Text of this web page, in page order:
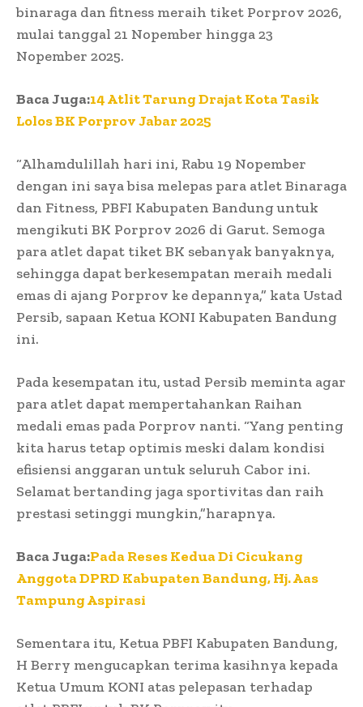
binaraga dan fitness meraih tiket Porprov 2026,
mulai tanggal 21 Nopember hingga 23
Nopember 2025.
Baca Juga:14 Atlit Tarung Drajat Kota Tasik
Lolos BK Porprov Jabar 2025
“Alhamdulillah hari ini, Rabu 19 Nopember
dengan ini saya bisa melepas para atlet Binaraga
dan Fitness, PBFI Kabupaten Bandung untuk
mengikuti BK Porprov 2026 di Garut. Semoga
para atlet dapat tiket BK sebanyak banyaknya,
sehingga dapat berkesempatan meraih medali
emas di ajang Porprov ke depannya,” kata Ustad
Persib, sapaan Ketua KONI Kabupaten Bandung
ini.
Pada kesempatan itu, ustad Persib meminta agar
para atlet dapat mempertahankan Raihan
medali emas pada Porprov nanti. “Yang penting
kita harus tetap optimis meski dalam kondisi
efisiensi anggaran untuk seluruh Cabor ini.
Selamat bertanding jaga sportivitas dan raih
prestasi setinggi mungkin,”harapnya.
Baca Juga:Pada Reses Kedua Di Cicukang
Anggota DPRD Kabupaten Bandung, Hj. Aas
Tampung Aspirasi
Sementara itu, Ketua PBFI Kabupaten Bandung,
H Berry mengucapkan terima kasihnya kepada
Ketua Umum KONI atas pelepasan terhadap